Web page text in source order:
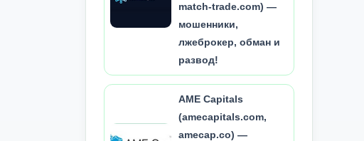
match-trade.com) —
мошенники,
лжеброкер, обман и
развод!
AME Capitals
(amecapitals.com,
amecap.co) —